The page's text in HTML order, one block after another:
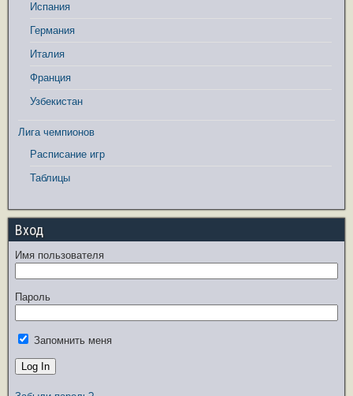
Испания
Германия
Италия
Франция
Узбекистан
Лига чемпионов
Расписание игр
Таблицы
Вход
Имя пользователя
Пароль
Запомнить меня